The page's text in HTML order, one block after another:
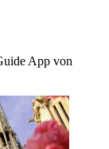
App von